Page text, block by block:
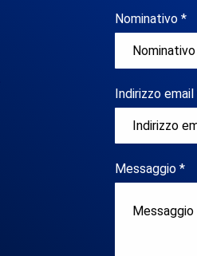
Nominativo *
Indirizzo email
Messaggio *